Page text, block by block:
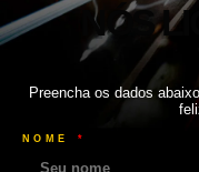
NÓS
Preencha os dados
NOME